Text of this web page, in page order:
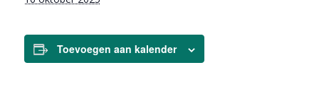
Toevoegen aan kalender